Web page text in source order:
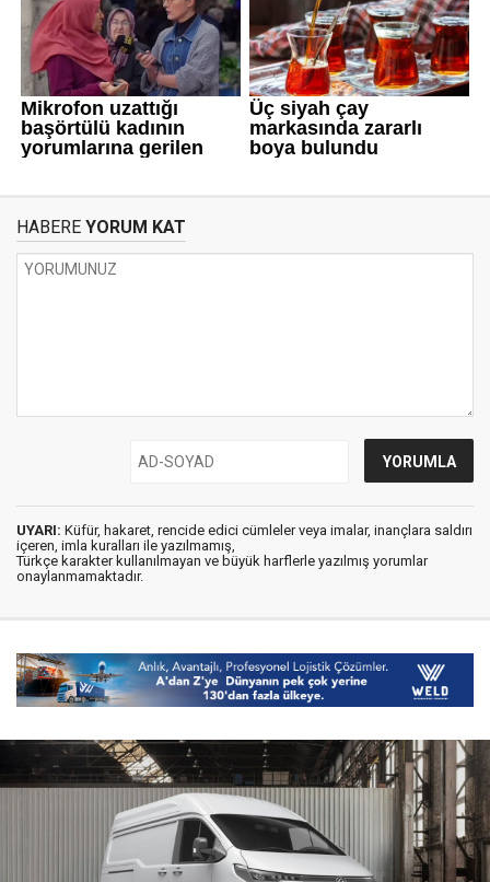
HABERE YORUM KAT
UYARI: Küfür, hakaret, rencide edici cümleler veya imalar, inançlara saldırı
içeren, imla kuralları ile yazılmamış,
Türkçe karakter kullanılmayan ve büyük harflerle yazılmış yorumlar
onaylanmamaktadır.